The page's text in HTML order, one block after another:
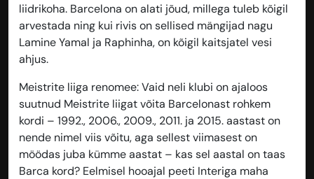
liidrikoha. Barcelona on alati jõud, millega tuleb kõigil
arvestada ning kui rivis on sellised mängijad nagu
Lamine Yamal ja Raphinha, on kõigil kaitsjatel vesi
ahjus.
Meistrite liiga renomee: Vaid neli klubi on ajaloos
suutnud Meistrite liigat võita Barcelonast rohkem
kordi – 1992., 2006., 2009., 2011. ja 2015. aastast on
nende nimel viis võitu, aga sellest viimasest on
möödas juba kümme aastat – kas sel aastal on taas
Barca kord? Eelmisel hooajal peeti Interiga maha